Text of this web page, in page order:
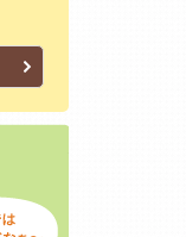
はじめての方